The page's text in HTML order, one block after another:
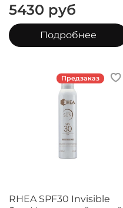
5430 руб
Подробнее
Предзаказ
RHEA SPF30 Invisible